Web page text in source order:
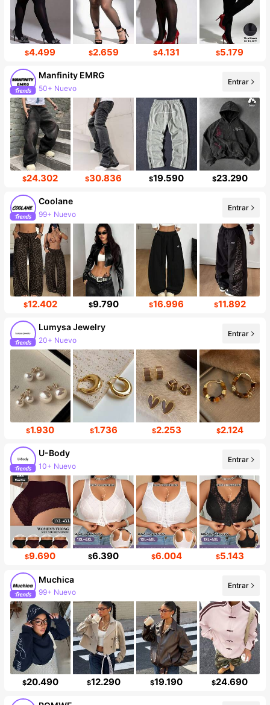
$4.499 $2.659 $4.131 $5.179
Manfinity EMRG
50+ Nuevo
Incremento de seguidores de 13%
Entrar
$24.302 $30.836 $19.590 $23.290
Coolane
99+ Nuevo
Incremento de seguidores de 15%
Entrar
$12.402 $9.790 $16.996 $11.892
Lumysa Jewelry
20+ Nuevo
75K seguidores
Entrar
$1.930 $1.736 $2.253 $2.124
U-Body
10+ Nuevo
Incremento de seguidores de 20%
Entrar
$9.690 $6.390 $6.004 $5.143
Muchica
99+ Nuevo
336K seguidores
Entrar
$20.490 $12.290 $19.190 $24.690